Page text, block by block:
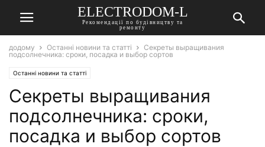
ELECTRODOM-L
Рекомендації по будівництву та
ремонту
додому Останні новини та статті
Секреты выращивания
подсолнечника: сроки, посадка и выбор сортов
Останні новини та статті
Секреты выращивания
подсолнечника: сроки,
посадка и выбор сортов